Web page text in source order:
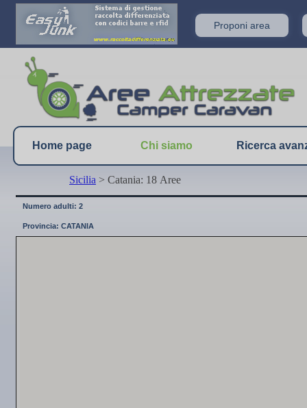
Home page Chi siamo Ricerca
Numero adulti: 2
Provincia: CATANIA
Sicilia > Catania: 18 Aree
Proponi area